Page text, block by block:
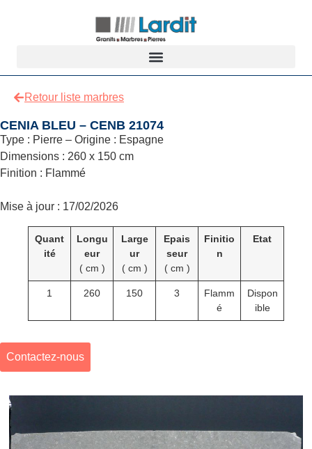
Retour liste marbres
CENIA BLEU – CENB 21074
Type : Pierre – Origine : Espagne
Dimensions : 260 x 150 cm
Finition : Flammé
Mise à jour : 17/02/2026
Quant
ité
Longu
eur
( cm )
Large
ur
( cm )
Epais
seur
( cm )
Finitio
n
Etat
1 260 150 3
Flamm
é
Dispon
ible
Contactez-nous